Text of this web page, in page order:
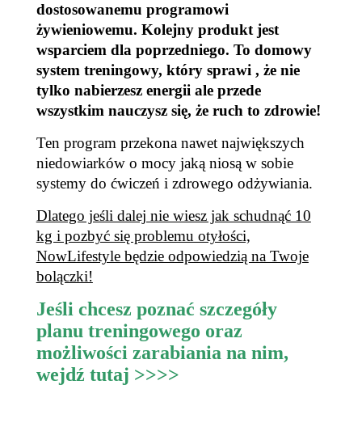
dostosowanemu programowi
żywieniowemu. Kolejny produkt jest
wsparciem dla poprzedniego. To domowy
system treningowy, który sprawi , że nie
tylko nabierzesz energii ale przede
wszystkim nauczysz się, że ruch to zdrowie!
Ten program przekona nawet największych
niedowiarków o mocy jaką niosą w sobie
systemy do ćwiczeń i zdrowego odżywiania.
Dlatego jeśli dalej nie wiesz jak schudnąć 10
kg i pozbyć się problemu otyłości,
NowLifestyle będzie odpowiedzią na Twoje
bolączki!
Jeśli chcesz poznać szczegóły
planu treningowego oraz
możliwości zarabiania na nim,
wejdź tutaj >>>>